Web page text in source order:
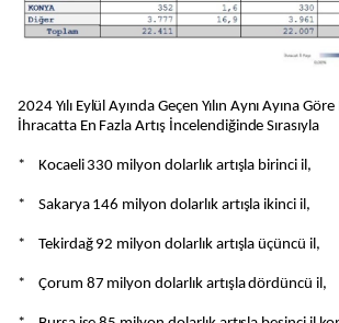
2024 Yılı Eylül Ayında Geçen Yılın Aynı Ayına
İhracatta En Fazla Artış İncelendiğinde Sırasıyla
* Kocaeli 330 milyon dolarlık artışla birinci il,
* Sakarya 146 milyon dolarlık artışla ikinci il,
* Tekirdağ 92 milyon dolarlık artışla üçüncü il,
* Çorum 87 milyon dolarlık artışla dördüncü il,